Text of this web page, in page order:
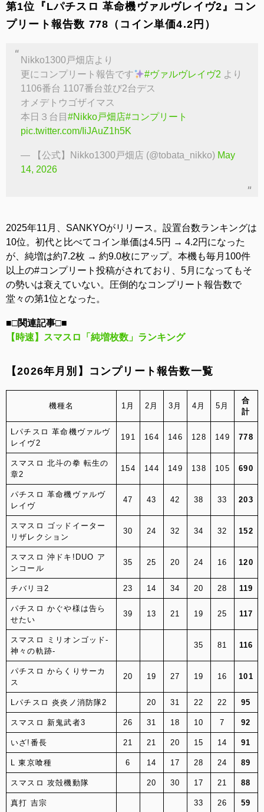
第1位『Lパチスロ 革命機ヴァルヴレイヴ2』コン
プリート報告数 778（コイン単価4.2円）
Nikko1300戸畑店より
更にコンプリート報告です
#ヴァルヴレイヴ2 より
1106番台 1107番台並び2台デス
オメデトウゴザイマス
本日３台目 #Nikko戸畑店#コンプリート
pic.twitter.com/IiJAuZ1h5K
— 【公式】Nikko1300戸畑店 (@tobata_nikko) May
14, 2026
2025年11月、SANKYOがリリース。設置台数ランキングは
10位。初代と比べてコイン単価は4.5円 → 4.2円になった
が、純増は約7.2枚 → 約9.0枚にアップ。本機も毎月100件
以上の#コンプリート投稿がされており、5月になってもそ
の勢いは衰えていない。圧倒的なコンプリート報告数で
堂々の第1位となった。
■□関連記事□■
【時速】スマスロ「純増枚数」ランキング
【2026年月別】コンプリート報告数一覧
機種名 1月 2月 3月 4月 5月
合
計
Lパチスロ 革命機ヴァルヴ
レイヴ2
191 164 146 128 149 778
スマスロ 北斗の拳 転生の
章2
154 144 149 138 105 690
パチスロ 革命機ヴァルヴ
レイヴ
47 43 42 38 33 203
スマスロ ゴッドイーター
リザレクション
30 24 32 34 32 152
スマスロ 沖ドキ!DUO ア
ンコール
35 25 20 24 16 120
チバリヨ2 23 14 34 20 28 119
パチスロ かぐや様は告ら
せたい
39 13 21 19 25 117
スマスロ ミリオンゴッド‐
神々の軌跡‐
35 81 116
パチスロ からくりサーカ
ス
20 19 27 19 16 101
Lパチスロ 炎炎ノ消防隊2 20 31 22 22 95
スマスロ 新鬼武者3 26 31 18 10 7 92
いざ!番長 21 21 20 15 14 91
L 東京喰種 6 14 17 28 24 89
スマスロ 攻殻機動隊 20 30 17 21 88
真打 吉宗 33 26 59